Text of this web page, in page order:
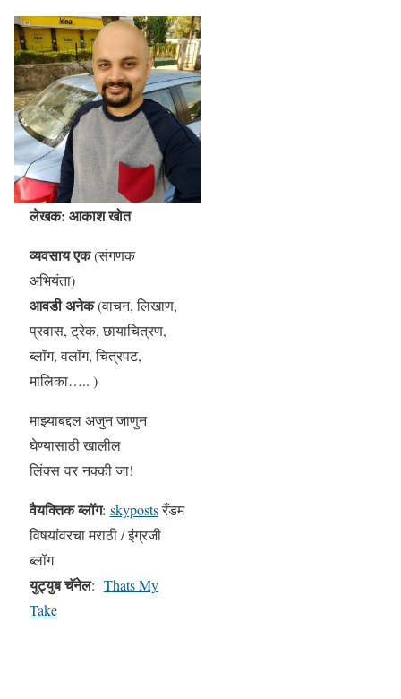
लेखक: आकाश खोत
व्यवसाय एक(संगणक
अभियंता)
आवडी अनेक(वाचन, लिखाण,
प्रवास, ट्रेक, छायाचित्रण,
ब्लॉग, वलॉग, चित्रपट,
मालिका….. )
माझ्याबद्दल अजुन जाणुन
घेण्यासाठी खालील
लिंक्स वर नक्की जा!
वैयक्तिक ब्लॉग: skypostsरँडम
विषयांवरचा मराठी / इंग्रजी
ब्लॉग
युट्युब चॅनेल: Thats My
Take